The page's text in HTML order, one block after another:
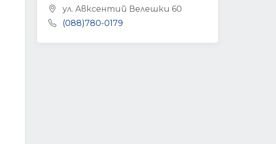
ул. Авксентий Велешки 60
(088)780-0179